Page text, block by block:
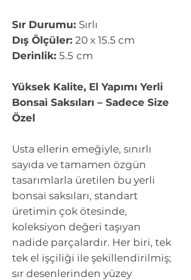
Sır Durumu: Sırlı
Dış Ölçüler: 20 x 15.5 cm
Derinlik: 5.5 cm
Yüksek Kalite, El Yapımı Yerli
Bonsai Saksıları – Sadece Size
Özel
Usta ellerin emeğiyle, sınırlı
sayıda ve tamamen özgün
tasarımlarla üretilen bu yerli
bonsai saksıları, standart
üretimin çok ötesinde,
koleksiyon değeri taşıyan
nadide parçalardır. Her biri, tek
tek el işçiliği ile şekillendirilmiş;
sır desenlerinden yüzey